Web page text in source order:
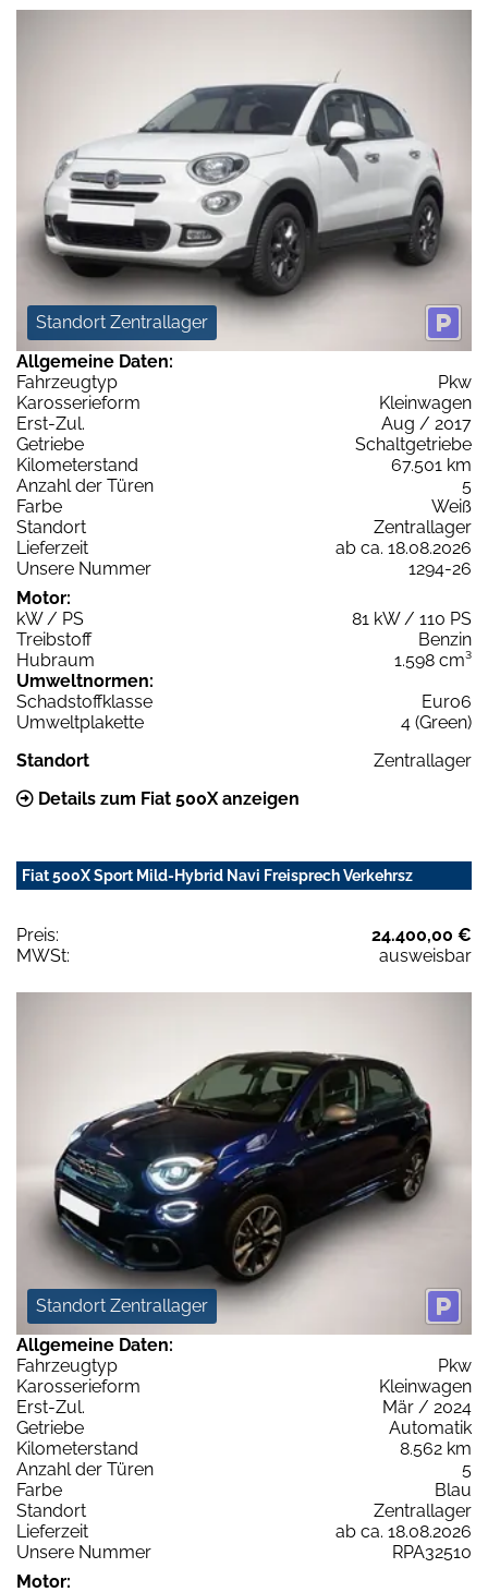
Standort Zentrallager
Allgemeine Daten:
Fahrzeugtyp
Pkw
Karosserieform
Kleinwagen
Erst-Zul.
Aug / 2017
Getriebe
Schaltgetriebe
Kilometerstand
67.501 km
Anzahl der Türen
5
Farbe
Weiß
Standort
Zentrallager
Lieferzeit
ab ca. 18.08.2026
Unsere Nummer
1294-26
Motor:
kW / PS
81 kW / 110 PS
Treibstoff
Benzin
Hubraum
1.598 cm³
Umweltnormen:
Schadstoffklasse
Euro6
Umweltplakette
4 (Green)
Standort
Zentrallager
Details zum Fiat 500X anzeigen
Fiat 500X Sport Mild-Hybrid Navi Freisprech Verkehrsz
Preis:
24.400,00 €
MWSt:
ausweisbar
Standort Zentrallager
Allgemeine Daten:
Fahrzeugtyp
Pkw
Karosserieform
Kleinwagen
Erst-Zul.
Mär / 2024
Getriebe
Automatik
Kilometerstand
8.562 km
Anzahl der Türen
5
Farbe
Blau
Standort
Zentrallager
Lieferzeit
ab ca. 18.08.2026
Unsere Nummer
RPA32510
Motor: